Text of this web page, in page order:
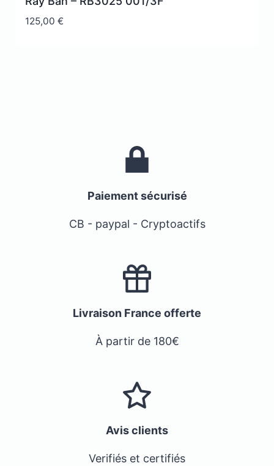
125,00€
Paiement sécurisé
CB - paypal - Cryptoactifs
Livraison France offerte
À partir de 180€
Avis clients
Verifiés et certifiés